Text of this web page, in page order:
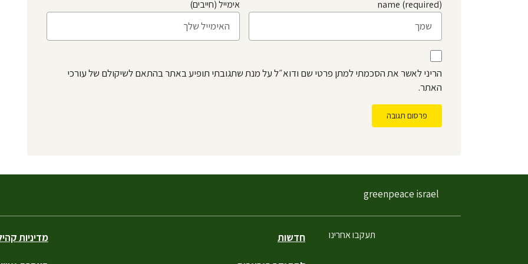
name (required) אימייל (חייבים)
הריני לאשר את הסכמתי למתן פרטי שם ודוא״ל על מנת שתגובתי תופיע באתר בהתאם לשיקולם של עורכי
האתר.
פרסום תגובה
תעקבו אחרינו חדשות מדיניות